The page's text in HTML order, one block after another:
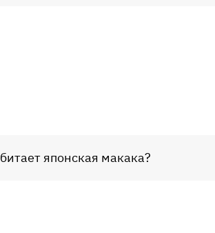
японская макака?